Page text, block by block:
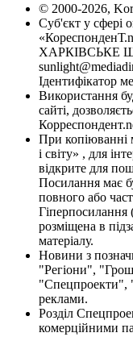
© 2000-2026,
Суб'єкт у сфері
ХАРКІВСЬКЕ
Ідентифікатор
Використання
сайті,
При копіюванні
і світу» , для
відкрите для
Посилання має
повного або
Гіперпосилання
розміщена в
матеріалу.
Новини з
"Регіони",
"Спецпроекти",
реклами.
Розділ
комерційними